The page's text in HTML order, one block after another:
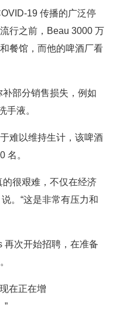
19 传播的广泛停
行之前，Beau 3000 万
餐馆，而他的啤酒厂看
部分销售损失，例如
手液。
难以维持生计，该啤酒
名。
的很艰难，不仅在经济
。“这是非常有压力和
再次开始招聘，在准备
在正在增
”